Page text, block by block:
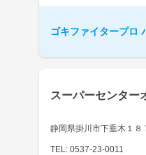
ゴキファイタープロ
スーパーセンター
静岡県掛川市下垂木１８
TEL: 0537-23-0011